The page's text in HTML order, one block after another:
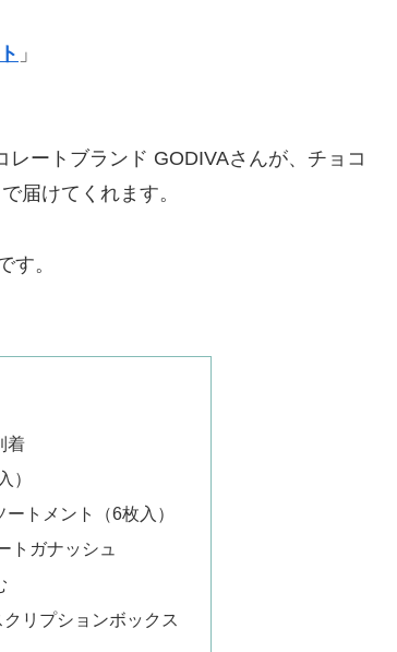
」
ートブランド GODIVAさんが、チョコ
で届けてくれます。
す。
着
）
トメント（6枚入）
トガナッシュ
リプションボックス